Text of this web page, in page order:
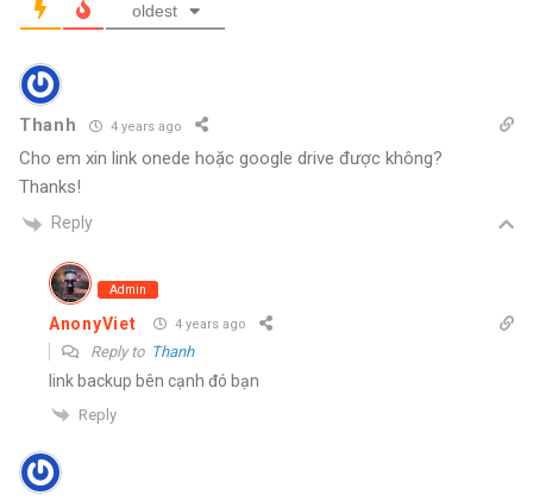
oldest
Thanh 4 years ago
Cho em xin link onede hoặc google drive được không?
Thanks!
Reply
Admin
AnonyViet 4 years ago
Reply to Thanh
link backup bên cạnh đó bạn
Reply